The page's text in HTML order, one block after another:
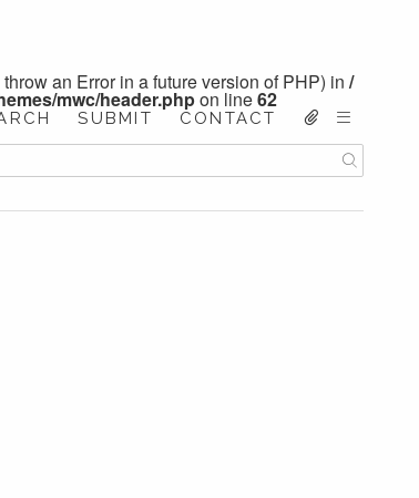
an Error in a future version of PHP) in /
mwc/header.phpon line62
SUBMIT CONTACT